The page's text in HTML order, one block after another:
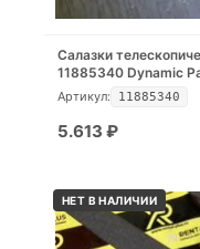
Салазки
11885340 Dynamic
Артикул: 11885340
5.613 ₽
НЕТ В НАЛИЧИИ